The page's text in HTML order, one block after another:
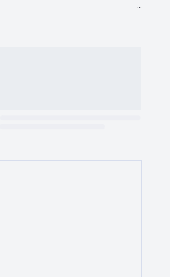
...